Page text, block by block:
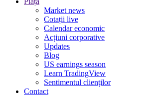
Market news
Cotații live
Calendar economic
Acțiuni corporative
Updates
Blog
US earnings season
Learn TradingView
Sentimentul clienților
Contact